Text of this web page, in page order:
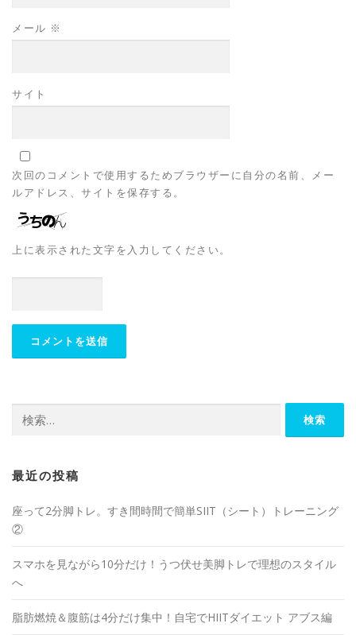
メール ※
サイト
次回のコメントで使用するためブラウザーに自分の名前、メー
ルアドレス、サイトを保存する。
上に表示された文字を入力してください。
最近の投稿
座って2分脚トレ。すき間時間で簡単SIIT（シート）トレーニング
②
スマホを見ながら10分だけ！うつ伏せ美脚トレで理想のスタイル
へ
脂肪燃焼＆腹筋は4分だけ集中！自宅でHIITダイエット アブス編